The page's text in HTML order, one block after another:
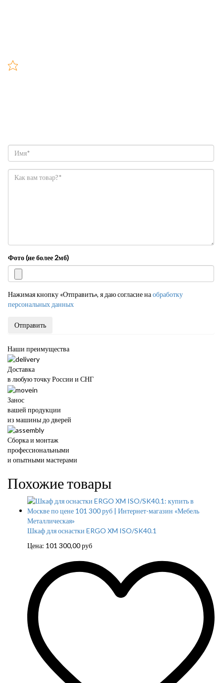
Фото (не более 2мб)
Нажимая кнопку «Отправить», я даю согласие наобработку
персональных данных
Отправить
Наши преимущества
Доставка
в любую точку России и СНГ
Занос
вашей продукции
из машины до дверей
Сборка и монтаж
профессиональными
и опытными мастерами
Похожие товары
Шкаф для оснастки ERGO XM ISO/SK40.1
Цена: 101 300,00руб